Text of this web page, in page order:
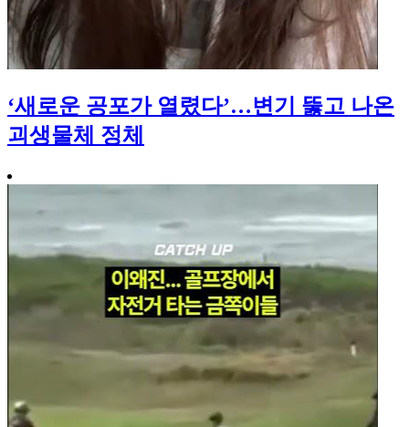
‘새로운 공포가 열렸다’…변기 뚫고 나온
괴생물체 정체